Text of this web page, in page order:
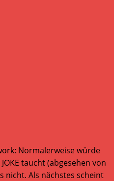
Normalerweise würde
taucht (abgesehen von
nicht. Als nächstes scheint